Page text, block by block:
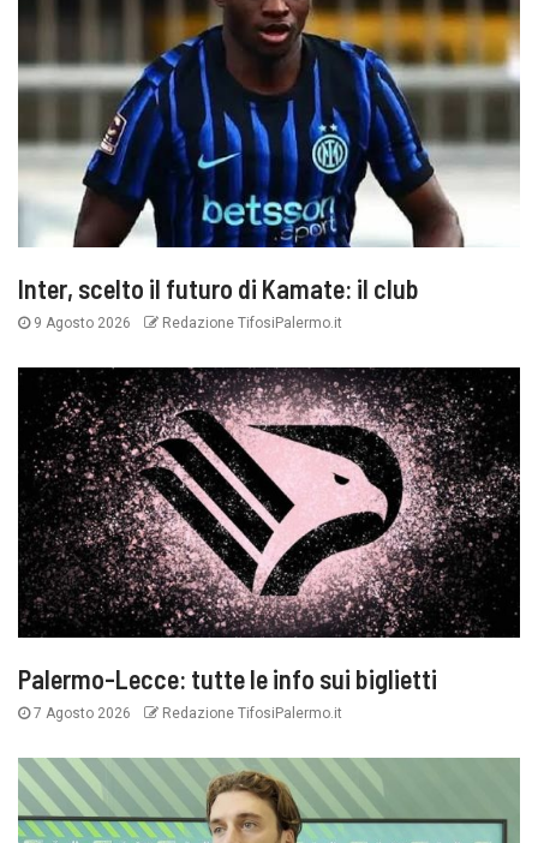
Inter, scelto il futuro di Kamate: il club
9 Agosto 2026 Redazione TifosiPalermo.it
Palermo-Lecce: tutte le info sui biglietti
7 Agosto 2026 Redazione TifosiPalermo.it